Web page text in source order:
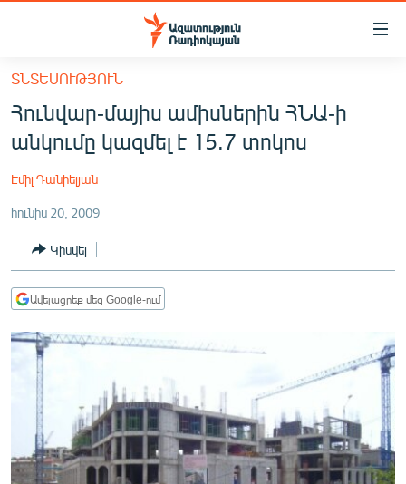
Մատչելիության
հիմնական
բովանդակությանը
Անցնել
հիմնական
մենյուին
ՀԱՅԱՍՏԱՆ
ՔԱՂԱՔԱԿԱՆ
ԸՆՏՐՈՒԹՅՈՒՆՆԵՐ 2026
ԻՐԱՎՈՒՆՔ
ՀԱՍԱՐԱԿՈՒԹՅՈՒՆ
ՏՆՏԵՍՈՒԹՅՈՒՆ
ՊԱՏԵՐԱԶՄԻ 6 ՇԱԲԱԹՆԵՐԸ
ՏԱՐԱԾԱՇՐՋԱՆ
ՄԻՋԱԶԳԱՅԻՆ
ՄՇԱԿՈՒՅԹ
ՏՆՏԵՍՈՒԹՅՈՒՆ
Հունվար-մայիս ամիսներին ՀՆԱ-ի
անկումը կազմել է 15.7 տոկոս
Էմիլ Դանիելյան
հունիս 20, 2009
Կիսվել
Ավելացրեք մեզ Google-ում